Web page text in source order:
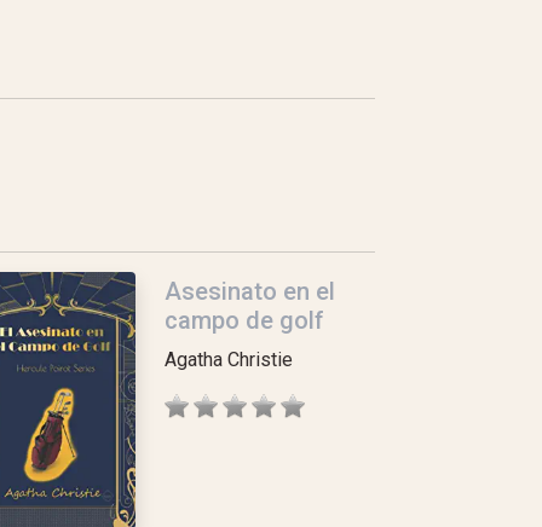
Asesinato en el
campo de golf
Agatha Christie